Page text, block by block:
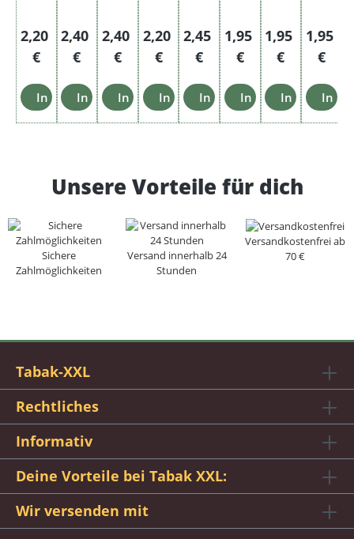
250e
r
Pack
ung
Regulärer Preis:
2,20
€
In den Warenkorb
Filter
hüls
en
250e
r
Pack
Regulärer Preis:
2,40
€
In den Warenkorb
r
Pack
ung
Regulärer Preis:
2,40
€
In den Warenkorb
250e
r
Pack
ung
Regulärer Preis:
2,20
€
In den Warenkorb
en
250e
r
Pack
ung
Regulärer Preis:
2,45
€
In den Warenkorb
Oran
ge
200e
r
Pack
ung
Regulärer Preis:
1,95
€
In den Warenkorb
r
Pack
ung
Regulärer
1,95
€
In den
r
Pack
ung
1,95
€
In
Unsere Vorteile für dich
Sichere
Zahlmöglichkeiten
Versand innerhalb 24
Stunden
Versandkostenfrei ab
70 €
Tabak-XXL
Rechtliches
Informativ
Deine Vorteile bei Tabak XXL:
Wir versenden mit